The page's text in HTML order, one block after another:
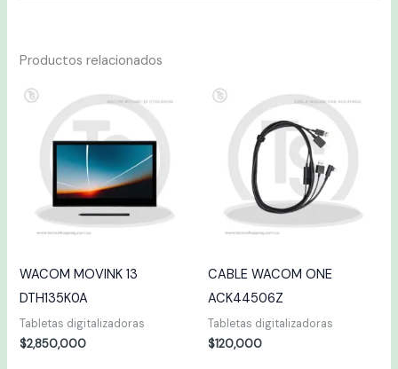
Productos relacionados
WACOM MOVINK 13
DTH135K0A
Tabletas digitalizadoras
$2,850,000
CABLE WACOM ONE
ACK44506Z
Tabletas digitalizadoras
$120,000